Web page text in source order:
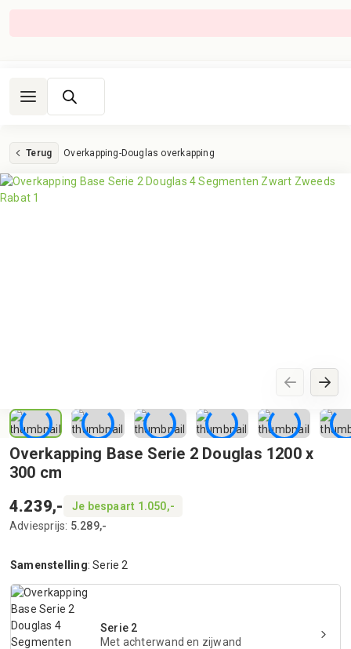
Producten
zoeken
Terug Overkapping-Douglas overkapping
Overkapping Base Serie 2 Douglas 1200 x
300 cm
4.239,-
Je bespaart 1.050,-
Adviesprijs: 5.289,-
Samenstelling: Serie 2
Serie 2
Met achterwand en zijwand